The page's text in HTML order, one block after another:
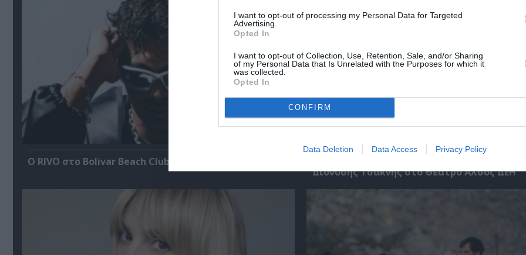
I want to opt-out of processing my Personal Data for Targeted
Advertising.
Opted In
I want to opt-out of Collection, Use, Retention, Sale, and/or Sharing
of my Personal Data that Is Unrelated with the Purposes for which it
was collected.
Opted In
CONFIRM
Data Deletion Data Access Privacy Policy
Ο RIVO στο Bolivar Beach Club
Διονύσης Τσακνής στο Θέατρο Άλσος ΔΕΗ